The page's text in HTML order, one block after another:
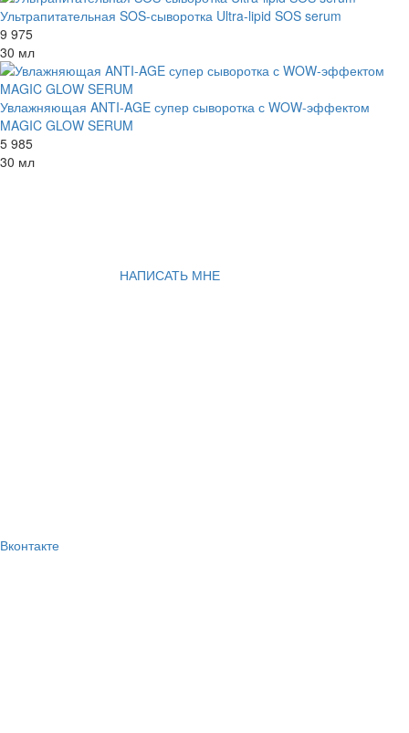
Ультрапитательная SOS-сыворотка Ultra-lipid SOS serum
9 975
30 мл
Увлажняющая ANTI-AGE супер сыворотка с WOW-эффектом
MAGIC GLOW SERUM
5 985
30 мл
НАПИСАТЬ МНЕ
Вконтакте